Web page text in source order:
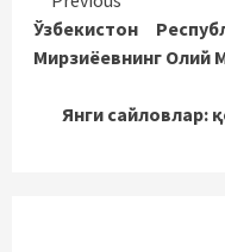
Reading
Ўзбекистон
Мирзиёевнинг Олий
Янги сайловлар: